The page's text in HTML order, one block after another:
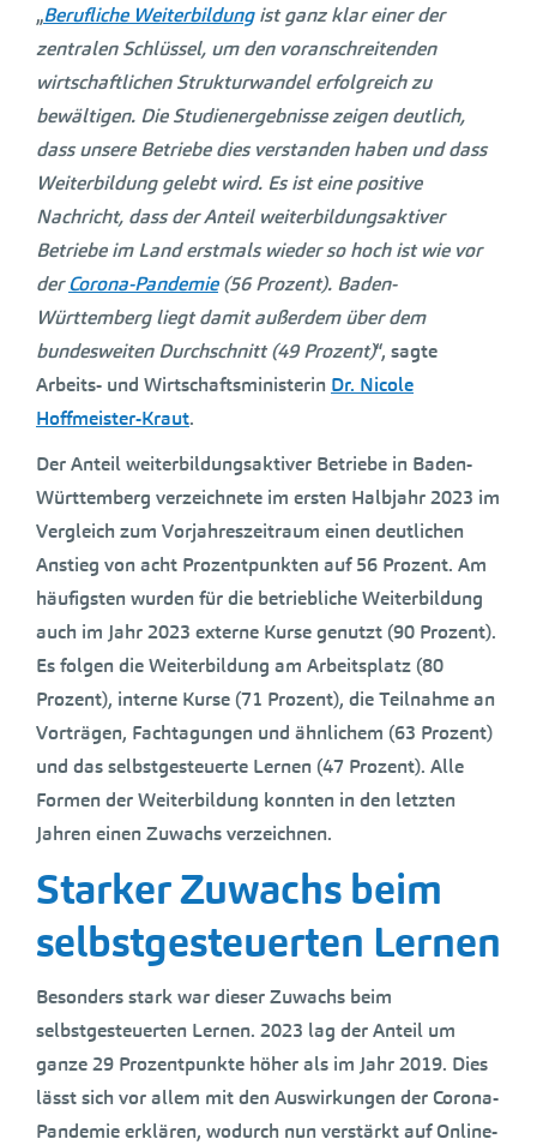
„Berufliche Weiterbildungist ganz klar einer der
zentralen Schlüssel, um den voranschreitenden
wirtschaftlichen Strukturwandel erfolgreich zu
bewältigen. Die Studienergebnisse zeigen deutlich,
dass unsere Betriebe dies verstanden haben und dass
Weiterbildung gelebt wird. Es ist eine positive
Nachricht, dass der Anteil weiterbildungsaktiver
Betriebe im Land erstmals wieder so hoch ist wie vor
derCorona-Pandemie(56 Prozent). Baden-
Württemberg liegt damit außerdem über dem
bundesweiten Durchschnitt (49 Prozent)“, sagte
Arbeits- und Wirtschaftsministerin Dr. Nicole
Hoffmeister-Kraut.
Der Anteil weiterbildungsaktiver Betriebe in Baden-
Württemberg verzeichnete im ersten Halbjahr 2023 im
Vergleich zum Vorjahreszeitraum einen deutlichen
Anstieg von acht Prozentpunkten auf 56 Prozent. Am
häufigsten wurden für die betriebliche Weiterbildung
auch im Jahr 2023 externe Kurse genutzt (90 Prozent).
Es folgen die Weiterbildung am Arbeitsplatz (80
Prozent), interne Kurse (71 Prozent), die Teilnahme an
Vorträgen, Fachtagungen und ähnlichem (63 Prozent)
und das selbstgesteuerte Lernen (47 Prozent). Alle
Formen der Weiterbildung konnten in den letzten
Jahren einen Zuwachs verzeichnen.
Starker Zuwachs beim
selbstgesteuerten Lernen
Besonders stark war dieser Zuwachs beim
selbstgesteuerten Lernen. 2023 lag der Anteil um
ganze 29 Prozentpunkte höher als im Jahr 2019. Dies
lässt sich vor allem mit den Auswirkungen der Corona-
Pandemie erklären, wodurch nun verstärkt auf Online-